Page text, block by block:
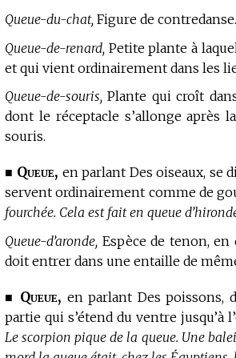
Queue-du-chat, Figure de
Queue-de-renard, Petite plante à
et qui vient ordinairement dans les
Queue-de-souris, Plante qui croît
dont le réceptacle s’allonge après
souris.
■ Queue, en parlant Des oiseaux, se
servent ordinairement comme de
fourchée. Cela est fait en queue
Queue-d’aronde, Espèce de tenon,
doit entrer dans une entaille de
■ Queue, en parlant Des poissons,
partie qui s’étend du ventre jusqu’à
Le scorpion pique de la queue. Une